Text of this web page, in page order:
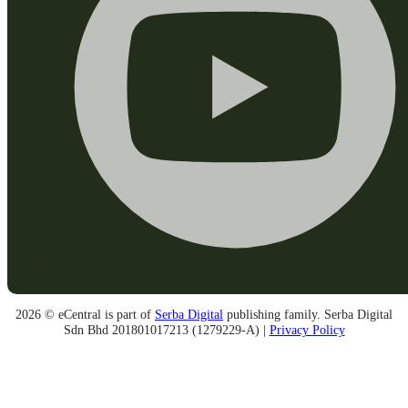
2026 © eCentral is part of Serba Digital publishing family. Serba Digital
Sdn Bhd 201801017213 (1279229-A) | Privacy Policy